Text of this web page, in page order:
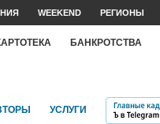
WEEKEND РЕГИОНЫ
БАНКРОТСТВА
УСЛУГИ